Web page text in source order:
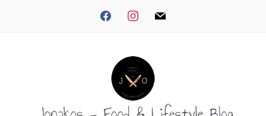
facebookinstagrammail